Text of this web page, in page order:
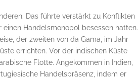
Das führte verstärkt zu Konflikten
Handelsmonopol besessen hatten.
der zweiten von da Gama, im Jahr
errichten. Vor der indischen Küste
Flotte. Angekommen in Indien,
Handelspräsenz, indem er